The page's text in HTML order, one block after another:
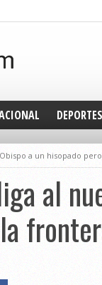
DEPORTES
a un hisopado
al